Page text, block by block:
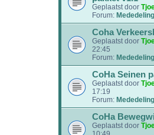
Geplaatst door
Forum:
Coha
Geplaatst door
22:45
Forum:
CoHa Seinen
Geplaatst door
17:19
Forum:
CoHa
Geplaatst door